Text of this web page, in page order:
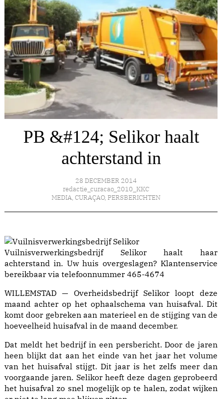
PB &#124; Selikor haalt
achterstand in
28 DECEMBER 2014
redactie_curacao_2010_KKC
MEDIA, CURAÇAO, PERSBERICHTEN
Vuilnisverwerkingsbedrijf Selikor haalt haar
achterstand in. Uw huis overgeslagen? Klantenservice
bereikbaar via telefoonnummer 465-4674
WILLEMSTAD — Overheidsbedrijf Selikor loopt deze
maand achter op het ophaalschema van huisafval. Dit
komt door gebreken aan materieel en de stijging van de
hoeveelheid huisafval in de maand december.
Dat meldt het bedrijf in een persbericht. Door de jaren
heen blijkt dat aan het einde van het jaar het volume
van het huisafval stijgt. Dit jaar is het zelfs meer dan
voorgaande jaren. Selikor heeft deze dagen geprobeerd
het huisafval zo snel mogelijk op te halen, zodat wijken